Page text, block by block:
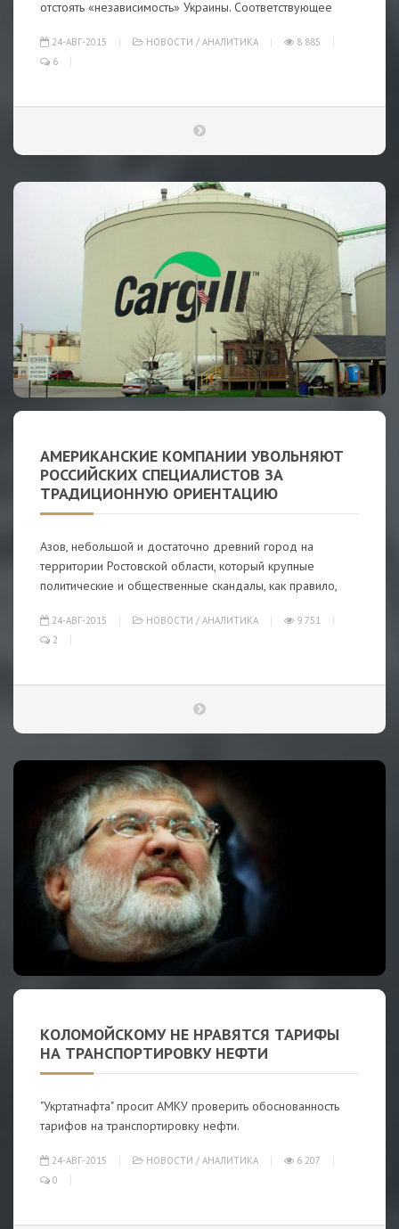
отстоять «независимость» Украины. Соответствующее
24-АВГ-2015 НОВОСТИ / АНАЛИТИКА
8 885
6
АМЕРИКАНСКИЕ КОМПАНИИ УВОЛЬНЯЮТ
РОССИЙСКИХ СПЕЦИАЛИСТОВ ЗА
ТРАДИЦИОННУЮ ОРИЕНТАЦИЮ
Азов, небольшой и достаточно древний город на
территории Ростовской области, который крупные
политические и общественные скандалы, как правило,
24-АВГ-2015 НОВОСТИ / АНАЛИТИКА
9 751
2
КОЛОМОЙСКОМУ НЕ НРАВЯТСЯ ТАРИФЫ
НА ТРАНСПОРТИРОВКУ НЕФТИ
"Укртатнафта" просит АМКУ проверить обоснованность
тарифов на транспортировку нефти.
24-АВГ-2015 НОВОСТИ / АНАЛИТИКА
6 207
0